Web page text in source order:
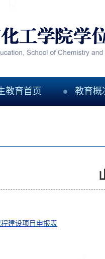
教育首页 教育概
建设项目申报表